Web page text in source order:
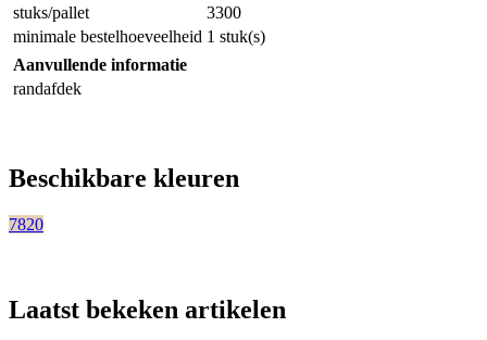
stuks/pallet
3300
minimale bestelhoeveelheid 1 stuk(s)
Aanvullende informatie
randafdek
Beschikbare kleuren
7820
Laatst bekeken artikelen